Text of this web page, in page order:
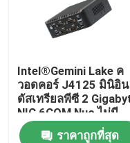
Intel®Gemini Lake ค
วอดคอร์ J4125 มินิอิน
ดัสเทรียลพีซี 2
NIC 6COM Nuc ไม่มี
พัดลม
ราคาถูกที่สุด